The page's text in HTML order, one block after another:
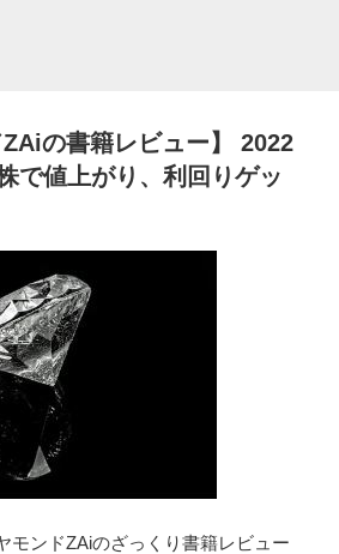
ZAiの書籍レビュー】 2022
値上がり、利回りゲッ
モンドZAiのざっくり書籍レビュー